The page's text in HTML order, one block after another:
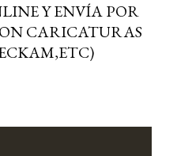
Y ENVÍA POR
CARICATURAS